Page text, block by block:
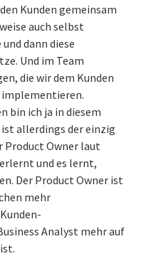
Kunden gemeinsam
auch selbst
dann diese
Und im Team
die wir dem Kunden
bin ich ja in diesem
allerdings der einzig
Product Owner laut
und es lernt,
Der Product Owner ist
mehr
Analyst mehr auf